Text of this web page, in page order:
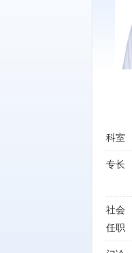
科室
专长
社会
任职